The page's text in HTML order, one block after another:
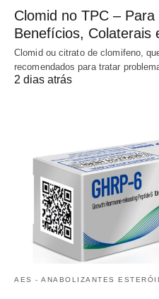
Clomid no TPC –
Benefícios, Colaterais
Clomid ou citrato de clomifeno,
recomendados para tratar
2 dias atrás
AES - ANABOLIZANTES